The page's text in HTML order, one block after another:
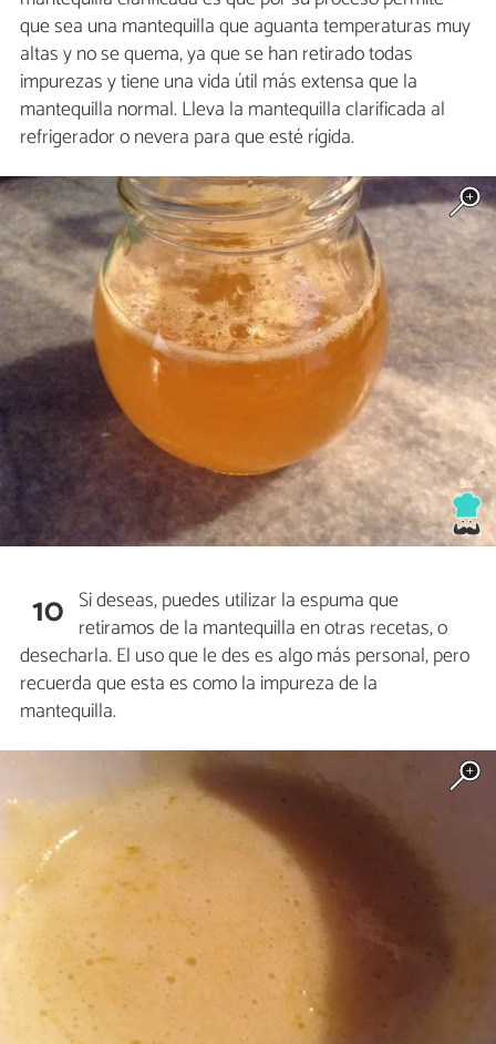
que sea una mantequilla que aguanta temperaturas muy
altas y no se quema, ya que se han retirado todas
impurezas y tiene una vida útil más extensa que la
mantequilla normal. Lleva la mantequilla clarificada al
refrigerador o nevera para que esté rígida.
10 Si deseas, puedes utilizar la espuma que
retiramos de la mantequilla en otras recetas, o
desecharla. El uso que le des es algo más personal, pero
recuerda que esta es como la impureza de la
mantequilla.